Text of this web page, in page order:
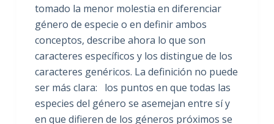
tomado la menor molestia en diferenciar
género de especie o en definir ambos
conceptos, describe ahora lo que son
caracteres específicos y los distingue de los
caracteres genéricos. La definición no puede
ser más clara: los puntos en que todas las
especies del género se asemejan entre sí y
en que difieren de los géneros próximos se